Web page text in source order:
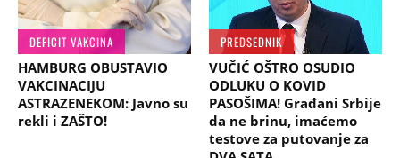
DEFICIT VAKCINA
HAMBURG OBUSTAVIO
VAKCINACIJU
ASTRAZENEKOM: Javno su
rekli i ZAŠTO!
PREDSEDNIK
VUČIĆ OŠTRO OSUDIO
ODLUKU O KOVID
PASOŠIMA! Građani Srbije
da ne brinu, imaćemo
testove za putovanje za